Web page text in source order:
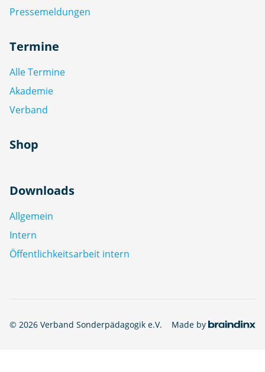
Pressemeldungen
Termine
Alle Termine
Akademie
Verband
Shop
Downloads
Allgemein
Intern
Öffentlichkeitsarbeit intern
© 2026 Verband Sonderpädagogik e.V. Made by